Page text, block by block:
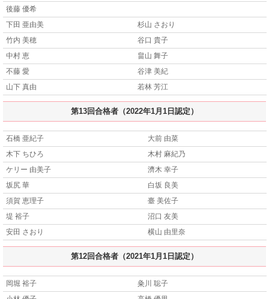
後藤 優希
下田 亜由美
杉山 さおり
竹内 美穂
谷口 貴子
中村 恵
畠山 舞子
不藤 愛
谷津 美紀
山下 真由
若林 芳江
第13回合格者（2022年1月1日認定）
石橋 亜紀子
大前 由菜
木下 ちひろ
木村 麻紀乃
ケリー 由美子
濟木 幸子
坂尻 華
白坂 良美
須賀 恵理子
臺 美佐子
堤 裕子
沼口 友美
安田 さおり
横山 由里奈
第12回合格者（2021年1月1日認定）
岡堀 裕子
粂川 聡子